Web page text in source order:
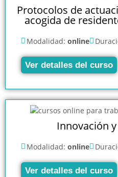
Protocolos de
acogida de
Modalidad: online
Ver detalles del curso
Innovación
Modalidad: online
Ver detalles del curso